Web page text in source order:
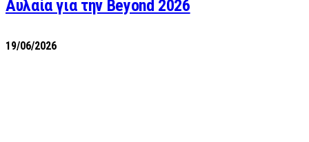
Αυλαία για την Beyond 2026
19/06/2026